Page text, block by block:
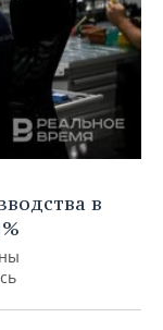
в